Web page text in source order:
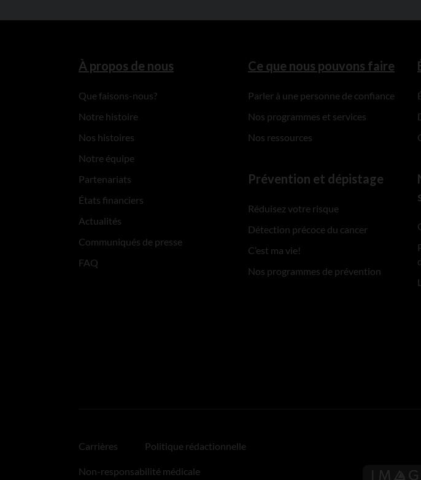
À propos de nous
Que faisons-nous?
Notre histoire
Nos histoires
Notre équipe
Partenariats
États financiers
Actualités
Communiqués de presse
FAQ
Ce que nous pouvons faire
Parler à une personne de confiance
Nos programmes et services
Nos ressources
Prévention et dépistage
Réduisez votre risque
Détection précoce du cancer
C’est ma vie!
Nos programmes de prévention
Carrières Politique rédactionnelle
Non-responsabilité médicale